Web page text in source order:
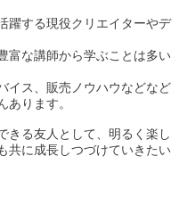
躍する現役クリエイターやデ
富な講師から学ぶことは多い
イス、販売ノウハウなどなど
ります。
きる友人として、明るく楽し
共に成長しつづけていきたい